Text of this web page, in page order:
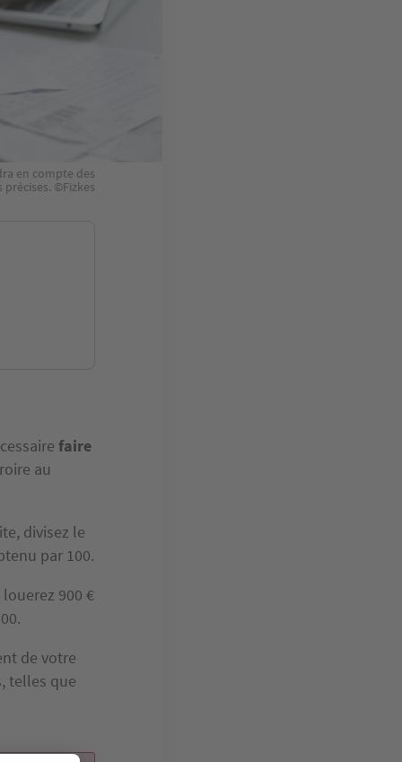
en compte des
précises. ©Fizkes
faire
au
divisez le
par 100.
900 €
de votre
telles que